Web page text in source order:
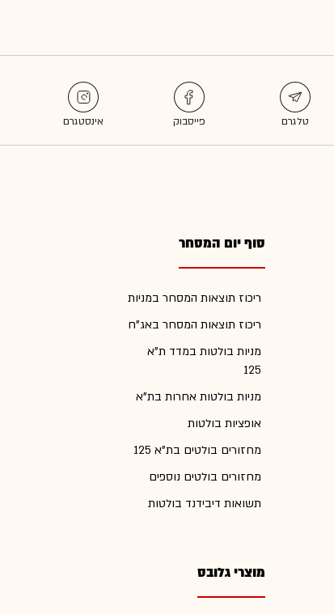
סוף יום המסחר
ריכוז תוצאות המסחר במניות
ריכוז תוצאות המסחר באג"ח
מניות בולטות במדד ת"א
125
מניות בולטות אחרות בת"א
אופציות בולטות
מחזורים בולטים בת"א 125
מחזורים בולטים נוספים
תשואות דיבידנד בולטות
מוצרי גלובס